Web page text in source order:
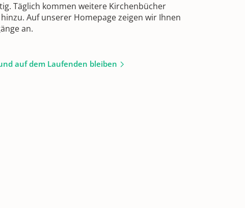
Täglich kommen weitere Kirchenbücher
Auf unserer Homepage zeigen wir Ihnen
an.
auf dem Laufenden bleiben